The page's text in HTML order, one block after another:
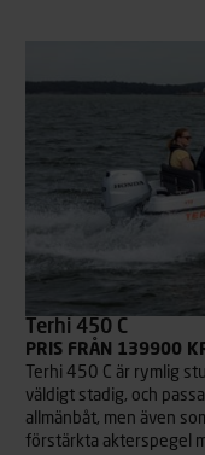
Terhi 450 C
PRIS FRÅN 139900
Terhi 450 C är rymlig
väldigt stadig, och
allmänbåt, men även
förstärkta akterspegel